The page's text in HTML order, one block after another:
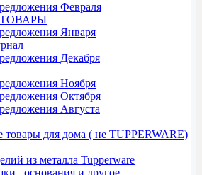
Февраля
Января
Декабря
Ноября
Октября
Августа
для дома ( не TUPPERWARE)
из металла Tupperware
, основания и другое